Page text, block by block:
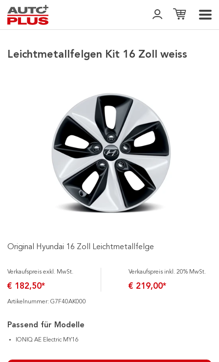
Leichtmetallfelgen Kit 16 Zoll weiss
Original Hyundai 16 Zoll Leichtmetallfelge
Verkaufspreis exkl. MwSt.
€ 182,50*
Verkaufspreis inkl. 20% MwSt.
€ 219,00*
Artikelnummer: G7F40AK000
Passend für Modelle
IONIQ AE Electric MY16